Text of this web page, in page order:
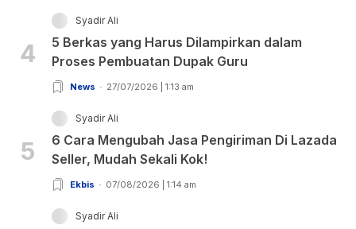
4
Syadir Ali
5 Berkas yang Harus Dilampirkan dalam
Proses Pembuatan Dupak Guru
News 27/07/2026 | 1:13 am
5
Syadir Ali
6 Cara Mengubah Jasa Pengiriman Di Lazada
Seller, Mudah Sekali Kok!
Ekbis 07/08/2026 | 1:14 am
Syadir Ali